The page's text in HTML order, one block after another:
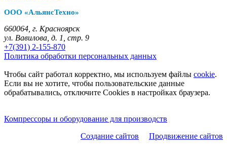
ООО «АльянсТехно»
660064, г. Красноярск
ул. Вавилова, д. 1, стр. 9
+7(391) 2-155-870
Политика обработки персональных данных
Чтобы сайт работал корректно, мы используем файлы cookie.
Если вы не хотите, чтобы пользовательские данные
обрабатывались, отключите Cookies в настройках браузера.
Компрессоры и оборудование для производств
Создание сайтов
Продвижение сайтов